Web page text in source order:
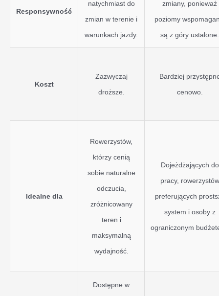
Responsywność
natychmiast do
zmian w terenie i
warunkach jazdy.
zmiany, ponieważ
poziomy
są z góry ustalone.
Koszt
Zazwyczaj
droższe.
Bardziej
cenowo.
Idealne dla
Rowerzystów,
którzy cenią
sobie naturalne
odczucia,
zróżnicowany
teren i
maksymalną
wydajność.
Dojeżdżających do
pracy, rowerzystów
preferujących
system i osoby z
ograniczonym
Dostępne w